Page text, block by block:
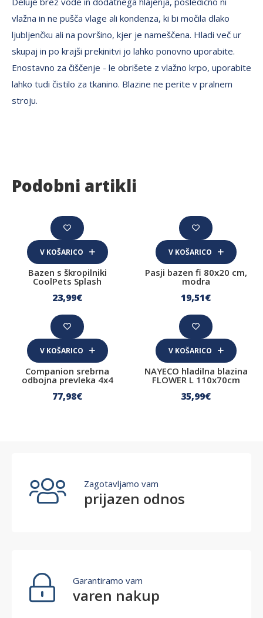
vlažna in ne pušča vlage ali kondenza, ki bi močila dlako
ljubljenčku ali na površino, kjer je nameščena. Hladi več ur
skupaj in po krajši prekinitvi jo lahko ponovno uporabite.
Enostavno za čiščenje - le obrišete z vlažno krpo, uporabite
lahko tudi čistilo za tkanino. Blazine ne perite v pralnem
stroju.
Podobni artikli
V KOŠARICO
Bazen s škropilniki
CoolPets Splash
23,99€
V KOŠARICO
Pasji bazen fi 80x20 cm,
modra
19,51€
V KOŠARICO
Companion srebrna
odbojna prevleka 4x4
77,98€
V KOŠARICO
NAYECO hladilna blazina
FLOWER L 110x70cm
35,99€
Zagotavljamo vam
prijazen odnos
Garantiramo vam
varen nakup